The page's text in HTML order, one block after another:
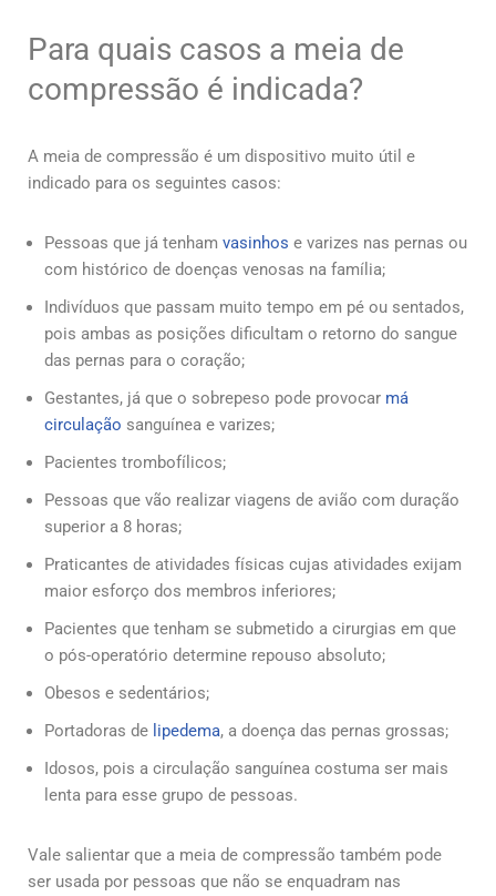
Para quais casos a meia de
compressão é indicada?
A meia de compressão é um dispositivo muito útil e
indicado para os seguintes casos:
Pessoas que já tenham vasinhos e varizes nas pernas ou
com histórico de doenças venosas na família;
Indivíduos que passam muito tempo em pé ou sentados,
pois ambas as posições dificultam o retorno do sangue
das pernas para o coração;
Gestantes, já que o sobrepeso pode provocar má
circulação sanguínea e varizes;
Pacientes trombofílicos;
Pessoas que vão realizar viagens de avião com duração
superior a 8 horas;
Praticantes de atividades físicas cujas atividades exijam
maior esforço dos membros inferiores;
Pacientes que tenham se submetido a cirurgias em que
o pós-operatório determine repouso absoluto;
Obesos e sedentários;
Portadoras de lipedema, a doença das pernas grossas;
Idosos, pois a circulação sanguínea costuma ser mais
lenta para esse grupo de pessoas.
Vale salientar que a meia de compressão também pode
ser usada por pessoas que não se enquadram nas